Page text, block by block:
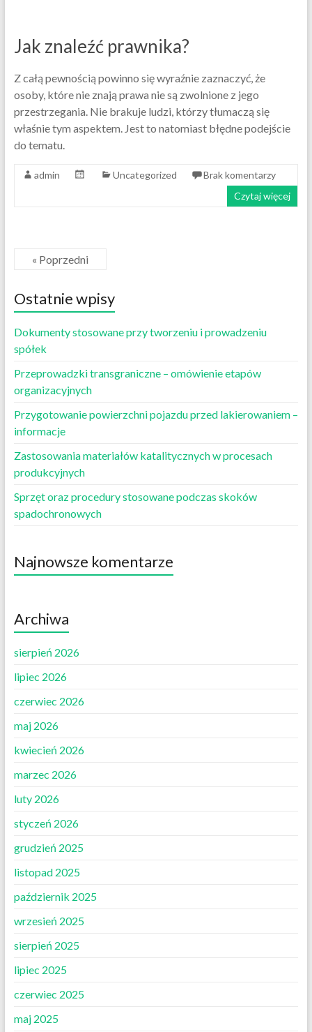
Jak znaleźć prawnika?
Z całą pewnością powinno się wyraźnie zaznaczyć, że
osoby, które nie znają prawa nie są zwolnione z jego
przestrzegania. Nie brakuje ludzi, którzy tłumaczą się
właśnie tym aspektem. Jest to natomiast błędne podejście
do tematu.
admin Uncategorized
Brak komentarzy
Czytaj więcej
« Poprzedni
Ostatnie wpisy
Dokumenty stosowane przy tworzeniu i prowadzeniu
spółek
Przeprowadzki transgraniczne – omówienie etapów
organizacyjnych
Przygotowanie powierzchni pojazdu przed lakierowaniem –
informacje
Zastosowania materiałów katalitycznych w procesach
produkcyjnych
Sprzęt oraz procedury stosowane podczas skoków
spadochronowych
Najnowsze komentarze
Archiwa
sierpień 2026
lipiec 2026
czerwiec 2026
maj 2026
kwiecień 2026
marzec 2026
luty 2026
styczeń 2026
grudzień 2025
listopad 2025
październik 2025
wrzesień 2025
sierpień 2025
lipiec 2025
czerwiec 2025
maj 2025